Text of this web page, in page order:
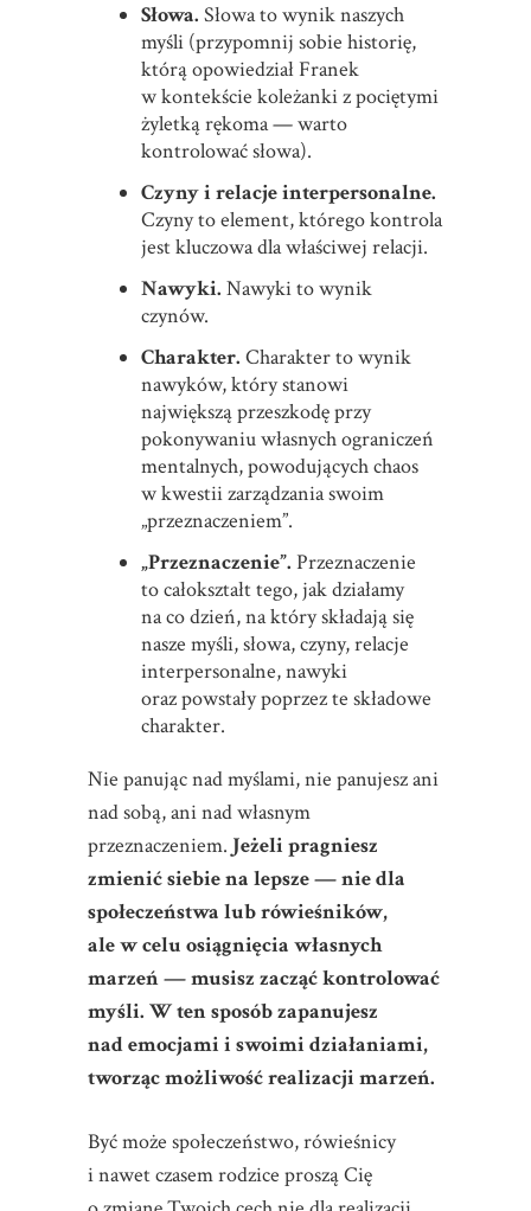
Słowa. Słowa to wynik naszych
myśli (przypomnij sobie historię,
którą opowiedział Franek
w kontekście koleżanki z pociętymi
żyletką rękoma — warto
kontrolować słowa).
Czyny i relacje interpersonalne.
Czyny to element, którego kontrola
jest kluczowa dla właściwej relacji.
Nawyki. Nawyki to wynik
czynów.
Charakter. Charakter to wynik
nawyków, który stanowi
największą przeszkodę przy
pokonywaniu własnych ograniczeń
mentalnych, powodujących chaos
w kwestii zarządzania swoim
„przeznaczeniem”.
„Przeznaczenie”. Przeznaczenie
to całokształt tego, jak działamy
na co dzień, na który składają się
nasze myśli, słowa, czyny, relacje
interpersonalne, nawyki
oraz powstały poprzez te składowe
charakter.
Nie panując nad myślami, nie panujesz ani
nad sobą, ani nad własnym
przeznaczeniem. Jeżeli pragniesz
zmienić siebie na lepsze — nie dla
społeczeństwa lub rówieśników,
ale w celu osiągnięcia własnych
marzeń — musisz zacząć kontrolować
myśli. W ten sposób zapanujesz
nad emocjami i swoimi działaniami,
tworząc możliwość realizacji marzeń.
Być może społeczeństwo, rówieśnicy
i nawet czasem rodzice proszą Cię